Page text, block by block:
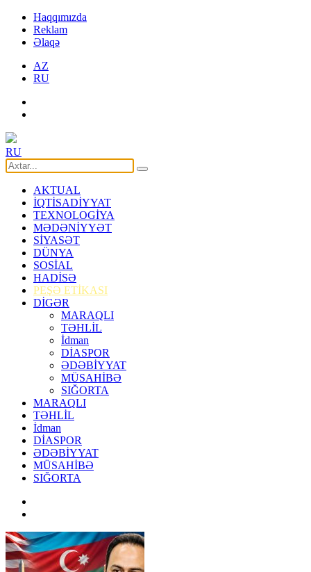
Haqqımızda
Reklam
Əlaqə
AZ
RU
RU
AKTUAL
İQTİSADİYYAT
TEXNOLOGİYA
MƏDƏNİYYƏT
SİYASƏT
DÜNYA
SOSİAL
HADİSƏ
PEŞƏ ETİKASI
DİGƏR
MARAQLI
TƏHLİL
İdman
DİASPOR
ƏDƏBİYYAT
MÜSAHİBƏ
SIĞORTA
MARAQLI
TƏHLİL
İdman
DİASPOR
ƏDƏBİYYAT
MÜSAHİBƏ
SIĞORTA